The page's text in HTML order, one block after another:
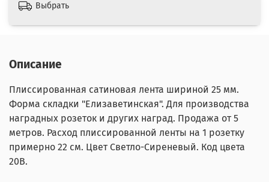
Выбрать
Описание
Плиссированная сатиновая лента шириной 25 мм.
Форма складки "Елизаветинская". Для производства
наградных розеток и других наград. Продажа от 5
метров. Расход плиссированной ленты на 1 розетку
примерно 22 см. Цвет Светло-Сиреневый. Код цвета
20В.